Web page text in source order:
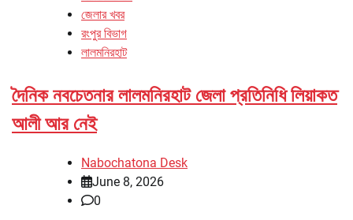
জেলার খবর
রংপুর বিভাগ
লালমনিরহাট
দৈনিক নবচেতনার লালমনিরহাট জেলা প্রতিনিধি লিয়াকত
আলী আর নেই
Nabochatona Desk
June 8, 2026
0